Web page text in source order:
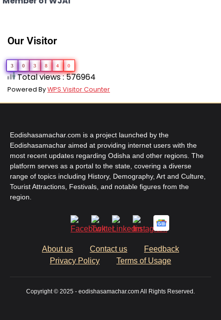
Our Visitor
3 0 3 8 4 0
Total views : 576964
Powered ByWPS Visitor Counter
Eodishasamachar.com is a project launched by the
Eodishasamachar aimed at providing internet users with the
most recent updates regarding Odisha and other regions. The
platform serves as a portal to the state, covering a diverse
range of topics including History, Demography, Art and Culture,
Tourist Attractions, Festivals, and notable figures from the
region.
About us Contact us
Feedback
Privacy Policy
Terms of Usage
Copyright © 2025 - eodishasamachar.com All Rights Reserved.